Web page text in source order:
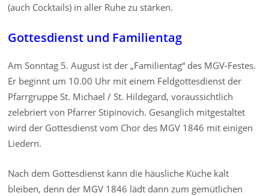
(auch Cocktails) in aller Ruhe zu stärken.
Gottesdienst und Familientag
Am Sonntag 5. August ist der „Familientag“ des MGV-Festes.
Er beginnt um 10.00 Uhr mit einem Feldgottesdienst der
Pfarrgruppe St. Michael / St. Hildegard, voraussichtlich
zelebriert von Pfarrer Stipinovich. Gesanglich mitgestaltet
wird der Gottesdienst vom Chor des MGV 1846 mit einigen
Liedern.
Nach dem Gottesdienst kann die häusliche Küche kalt
bleiben, denn der MGV 1846 lädt dann zum gemütlichen